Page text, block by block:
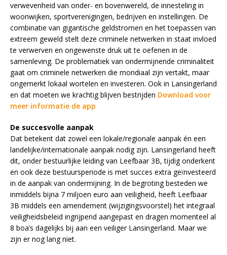
verwevenheid van onder- en bovenwereld, de innesteling in
woonwijken, sportverenigingen, bedrijven en instellingen. De
combinatie van gigantische geldstromen en het toepassen van
extreem geweld stelt deze criminele netwerken in staat invloed
te verwerven en ongewenste druk uit te oefenen in de
samenleving. De problematiek van ondermijnende criminaliteit
gaat om criminele netwerken die mondiaal zijn vertakt, maar
ongemerkt lokaal wortelen en investeren. Ook in Lansingerland
en dat moeten we krachtig blijven bestrijden Download voor
meer informatie de app
De succesvolle aanpak
Dat betekent dat zowel een lokale/regionale aanpak én een
landelijke/internationale aanpak nodig zijn. Lansingerland heeft
dit, onder bestuurlijke leiding van Leefbaar 3B, tijdig onderkent
en ook deze bestuursperiode is met succes extra geïnvesteerd
in de aanpak van ondermijning. In de begroting besteden we
inmiddels bijna 7 miljoen euro aan veiligheid, heeft Leefbaar
3B middels een amendement (wijzigingsvoorstel) het integraal
veiligheidsbeleid ingrijpend aangepast en dragen momenteel al
8 boa’s dagelijks bij aan een veiliger Lansingerland. Maar we
zijn er nog lang niet.